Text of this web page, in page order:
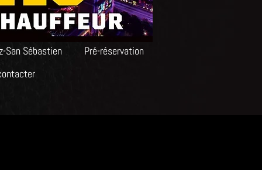
San Sébastien
Pré-réservation